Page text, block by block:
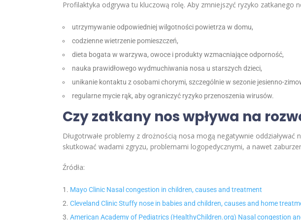
Profilaktyka odgrywa tu kluczową rolę. Aby zmniejszyć ryzyko zatkanego
utrzymywanie odpowiedniej wilgotności powietrza w domu,
codzienne wietrzenie pomieszczeń,
dieta bogata w warzywa, owoce i produkty wzmacniające odporność,
nauka prawidłowego wydmuchiwania nosa u starszych dzieci,
unikanie kontaktu z osobami chorymi, szczególnie w sezonie jesienno-
regularne mycie rąk, aby ograniczyć ryzyko przenoszenia wirusów.
Czy zatkany nos wpływa na
Długotrwałe problemy z drożnością nosa mogą negatywnie
skutkować wadami zgryzu, problemami logopedycznymi, a nawet
Źródła:
Mayo Clinic Nasal congestion in children, causes and treatment
Cleveland Clinic Stuffy nose in babies and children, causes and home
American Academy of Pediatrics (HealthyChildren.org) Nasal congestion